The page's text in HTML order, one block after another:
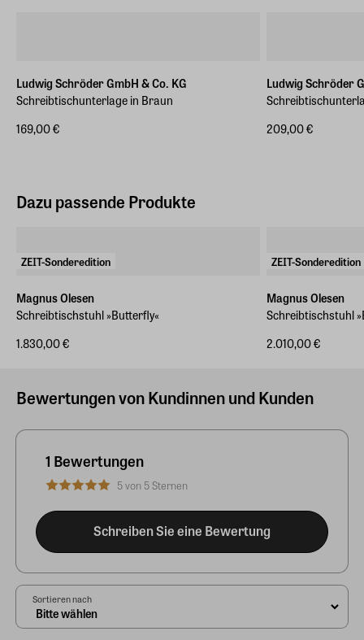
Ludwig Schröder GmbH & Co. KG
Schreibtischunterlage in Braun
169,00 €
Ludwig Schröder
209,00 €
Dazu passende Produkte
ZEIT-Sonderedition
Magnus Olesen
Schreibtischstuhl »Butterfly«
1.830,00 €
ZEIT-Sonderedition
Magnus Olesen
Schreibtischstuhl
2.010,00 €
Bewertungen von Kundinnen und Kunden
1 Bewertungen
5 von 5 Sternen
Schreiben Sie eine Bewertung
Sortieren nach